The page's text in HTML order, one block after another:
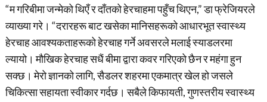
“म गरिबीमा जन्मेको थिएँ र दाँतको हेरचाहमा पहुँच थिएन,” डा फ्रेजियरले
व्याख्या गरे। “दरारहरू बाट खसेका मानिसहरूको आधारभूत स्वास्थ्य
हेरचाह आवश्यकताहरूको हेरचाह गर्ने अवसरले मलाई स्याडलरमा
ल्यायो। मौखिक हेरचाह सधैं बीमा द्वारा कवर गरिएको छैन र महंगा हुन
सक्छ। मेरो ज्ञानको लागि, सैडलर शहरमा एकमात्र खेल हो जसले
चिकित्सा सहायता स्वीकार गर्दछ। सबैले किफायती, गुणस्तरीय स्वास्थ्य